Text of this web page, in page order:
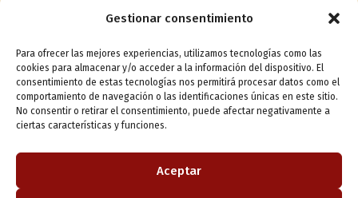
Gestionar consentimiento
Para ofrecer las mejores experiencias, utilizamos tecnologías como las
cookies para almacenar y/o acceder a la información del dispositivo. El
consentimiento de estas tecnologías nos permitirá procesar datos como el
comportamiento de navegación o las identificaciones únicas en este sitio.
No consentir o retirar el consentimiento, puede afectar negativamente a
ciertas características y funciones.
Aceptar
Acepto lapolítica de privacidad
Enviar mensaje